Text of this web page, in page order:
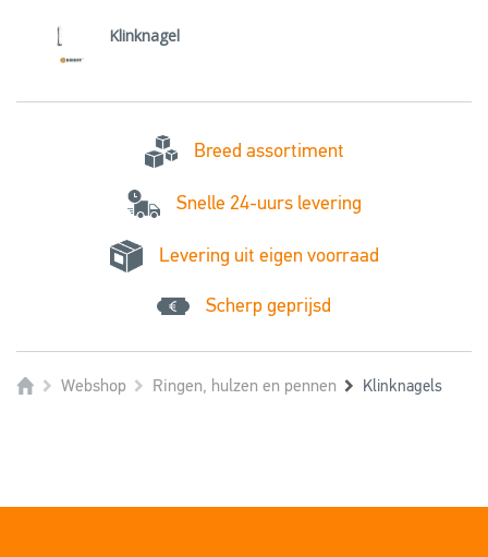
Klinknagel
Breed assortiment
Snelle 24-uurs levering
Levering uit eigen voorraad
Scherp geprijsd
Webshop Ringen, hulzen en pennen Klinknagels